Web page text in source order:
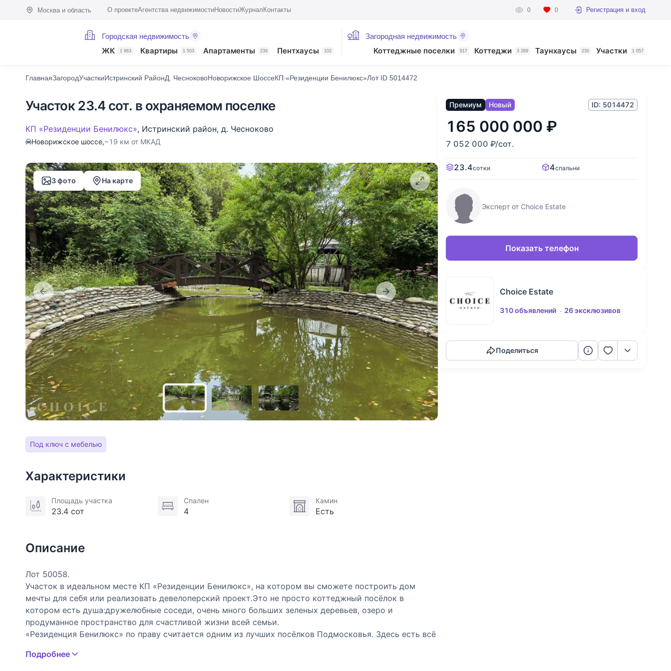
Москва и область О проектеАгентства недвижимостиНовостиЖурнал Контакты 0 0 Регистрация и вход
Городская недвижимость
ЖК 1 863 Квартиры 1 503 Апартаменты 239 Пентхаусы 102
Загородная недвижимость
Коттеджные поселки 917 Коттеджи 3 269 Таунхаусы 230 Участки 1 057
ГлавнаяЗагородУчасткиИстринский РайонД. ЧесноковоНоворижское ШоссеКП «Резиденции Бенилюкс»Лот ID 5014472
Участок 23.4 сот. в охраняемом поселке
КП «Резиденции Бенилюкс», Истринский район, д. Чесноково
Новорижское шоссе,~19 км от МКАД
3 фото На карте
Под ключ с мебелью
Характеристики
Площадь участка
23.4 сот
Спален
4
Камин
Есть
Описание
Лот 50058.
Участок в идеальном месте КП «Резиденции Бенилюкс», на котором вы сможете построить дом
мечты для себя или реализовать девелоперский проект.Это не просто коттеджный посёлок в
котором есть душа:дружелюбные соседи, очень много больших зеленых деревьев, озеро и
продуманное пространство для счастливой жизни всей семьи.
«Резиденция Бенилюкс» по праву считается одним из лучших посёлков Подмосковья. Здесь есть всё
ресторан. Собственная лесопарковая зона (треть территории посёлка!) и набережная реки Синички.
Подробнее
Премиум Новый ID: 5014472
165 000 000 ₽
7 052 000 ₽/сот.
23.4сотки 4спальни
Эксперт от Choice Estate
Показать телефон
Choice Estate
310 объявлений 26 эксклюзивов
Поделиться
ХарактеристикиОписаниеО поселкеНа карте